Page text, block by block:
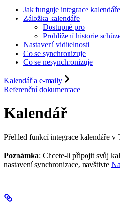
Jak funguje integrace kalendáře
Záložka kalendáře
Dostupné pro
Prohlížení historie
Nastavení viditelnosti
Co se synchronizuje
Co se nesynchronizuje
Kalendář a e-maily
Referenční dokumentace
Kalendář
Přehled funkcí integrace kalendáře v
Poznámka: Chcete-li připojit svůj
nastavení synchronizace, navštivte